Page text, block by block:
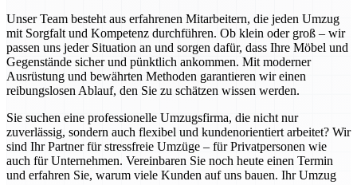
Unser Team besteht aus erfahrenen Mitarbeitern, die jeden Umzug
mit Sorgfalt und Kompetenz durchführen. Ob klein oder groß – wir
passen uns jeder Situation an und sorgen dafür, dass Ihre Möbel und
Gegenstände sicher und pünktlich ankommen. Mit moderner
Ausrüstung und bewährten Methoden garantieren wir einen
reibungslosen Ablauf, den Sie zu schätzen wissen werden.
Sie suchen eine professionelle Umzugsfirma, die nicht nur
zuverlässig, sondern auch flexibel und kundenorientiert arbeitet? Wir
sind Ihr Partner für stressfreie Umzüge – für Privatpersonen wie
auch für Unternehmen. Vereinbaren Sie noch heute einen Termin
und erfahren Sie, warum viele Kunden auf uns bauen. Ihr Umzug